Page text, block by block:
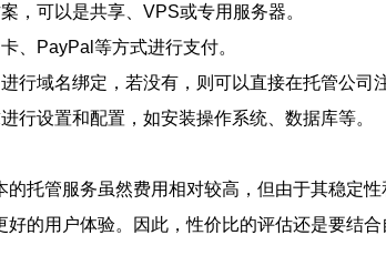
，可以是共享、VPS或专用服务器。
、PayPal等方式进行支付。
行域名绑定，若没有，则可以直接在托管公司
行设置和配置，如安装操作系统、数据库等。
托管服务虽然费用相对较高，但由于其稳定
的用户体验。因此，性价比的评估还是要结合